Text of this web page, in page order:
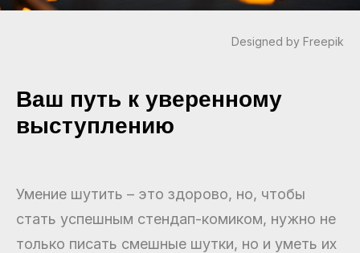
Designed by Freepik
Ваш путь к уверенному
выступлению
Умение шутить – это здорово, но, чтобы
стать успешным стендап-комиком, нужно не
только писать смешные шутки, но и уметь их